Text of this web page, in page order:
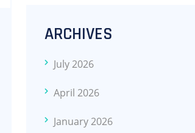
ARCHIVES
July 2026
April 2026
January 2026